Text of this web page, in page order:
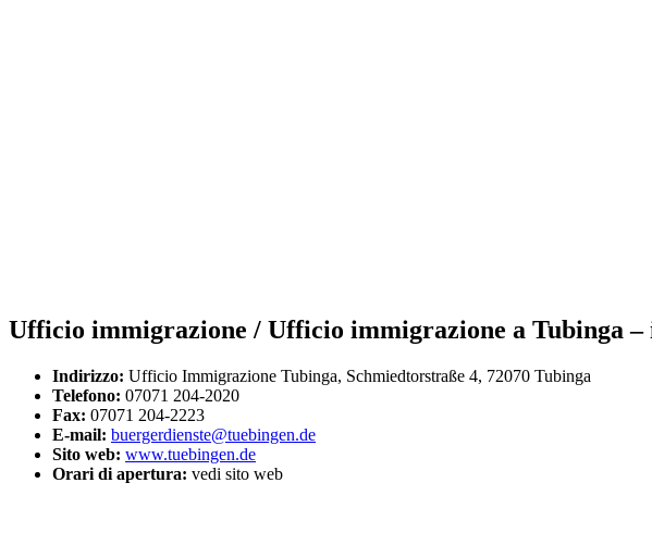
Ufficio immigrazione / Ufficio immigrazione a Tubinga
Indirizzo: Ufficio Immigrazione Tubinga, Schmiedtorstraße 4, 72070 Tubinga
Telefono: 07071 204-2020
Fax: 07071 204-2223
E-mail: buergerdienste@tuebingen.de
Sito web: www.tuebingen.de
Orari di apertura: vedi sito web